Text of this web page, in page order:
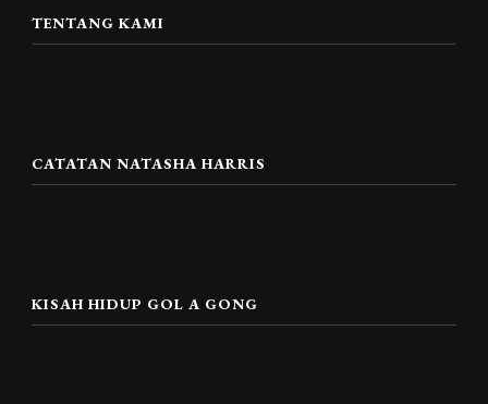
TENTANG KAMI
CATATAN NATASHA HARRIS
KISAH HIDUP GOL A GONG